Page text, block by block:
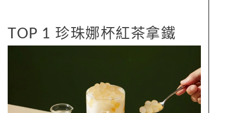
TOP 1 珍珠娜杯紅茶拿鐵